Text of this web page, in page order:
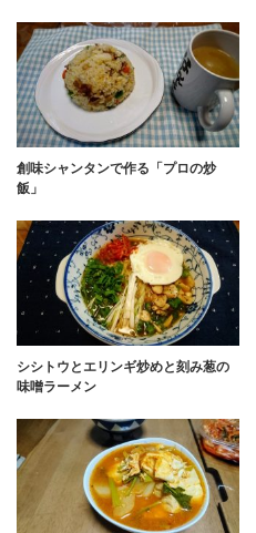
創味シャンタンで作る「プロの炒
飯」
シシトウとエリンギ炒めと刻み葱の
味噌ラーメン